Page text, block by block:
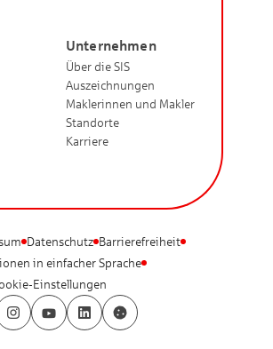
Unternehmen
Über die SIS
Auszeichnungen
Maklerinnen und Makler
Standorte
Karriere
Datenschutz Barrierefreiheit
in einfacher Sprache
Einstellungen
InstagramYouTubeLinkedInCookie-Einstellungen